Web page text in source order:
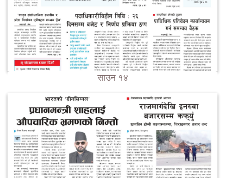
साउन १४